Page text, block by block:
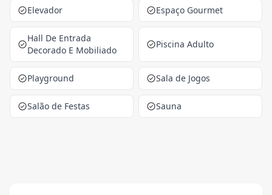
Elevador Espaço Gourmet
Hall De Entrada
Decorado E Mobiliado
Piscina Adulto
Playground Sala de Jogos
Salão de Festas Sauna